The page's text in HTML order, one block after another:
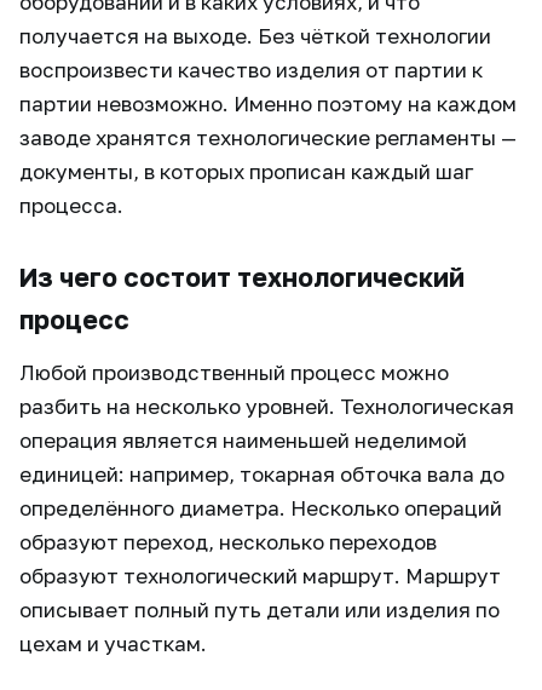
получается на выходе. Без чёткой технологии
воспроизвести качество изделия от партии к
партии невозможно. Именно поэтому на каждом
заводе хранятся технологические регламенты —
документы, в которых прописан каждый шаг
процесса.
Из чего состоит технологический
процесс
Любой производственный процесс можно
разбить на несколько уровней. Технологическая
операция является наименьшей неделимой
единицей: например, токарная обточка вала до
определённого диаметра. Несколько операций
образуют переход, несколько переходов
образуют технологический маршрут. Маршрут
описывает полный путь детали или изделия по
цехам и участкам.